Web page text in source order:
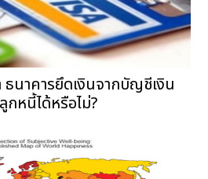
นาคารยึดเงินจากบัญชีเงิน
กหนี้ได้หรือไม่?